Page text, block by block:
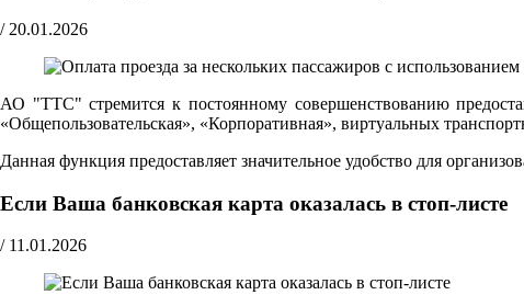
/ 20.01.2026
АО "ТТС" стремится к постоянному совершенствованию
«Общепользовательская», «Корпоративная», виртуальных
Данная функция предоставляет значительное удобство для
Если Ваша банковская карта оказалась в стоп-листе
/ 11.01.2026